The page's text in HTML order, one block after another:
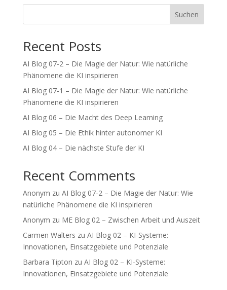
Suchen
Recent Posts
AI Blog 07-2 – Die Magie der Natur: Wie natürliche
Phänomene die KI inspirieren
AI Blog 07-1 – Die Magie der Natur: Wie natürliche
Phänomene die KI inspirieren
AI Blog 06 – Die Macht des Deep Learning
AI Blog 05 – Die Ethik hinter autonomer KI
AI Blog 04 – Die nächste Stufe der KI
Recent Comments
Anonym zu AI Blog 07-2 – Die Magie der Natur: Wie
natürliche Phänomene die KI inspirieren
Anonym zu ME Blog 02 – Zwischen Arbeit und Auszeit
Carmen Walters zu AI Blog 02 – KI-Systeme:
Innovationen, Einsatzgebiete und Potenziale
Barbara Tipton zu AI Blog 02 – KI-Systeme:
Innovationen, Einsatzgebiete und Potenziale